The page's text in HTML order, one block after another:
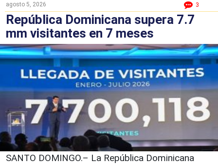
agosto 5, 2026 3
República Dominicana supera 7.7
mm visitantes en 7 meses
SANTO DOMINGO.– La República Dominicana